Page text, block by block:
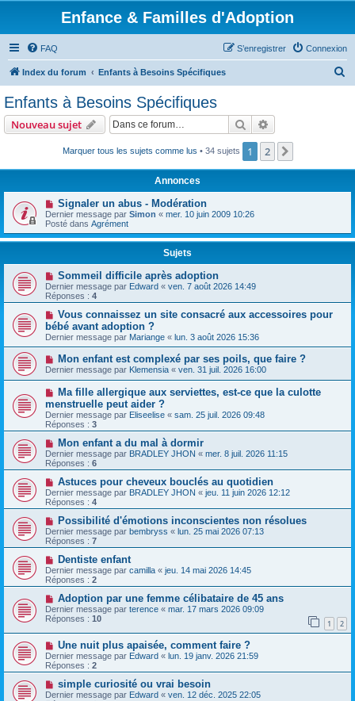
Enfance & Familles d'Adoption
FAQ Connexion
S’enregistrer
Index du forum Enfants à Besoins Spécifiques
r
Enfants à Besoins Spécifiques
Nouveau sujet Rechercher
Marquer tous les sujets comme lus • 34 sujets 1 2
Annonces
Signaler un abus - Modération
Dernier message par Simon « mer. 10 juin 2009 10:26
Posté dans Agrément
Sujets
Sommeil difficile après adoption
Dernier message par Edward « ven. 7 août 2026 14:49
Réponses : 4
Vous connaissez un site consacré aux accessoires pour
bébé avant adoption ?
Dernier message par Mariange « lun. 3 août 2026 15:36
Mon enfant est complexé par ses poils, que faire ?
Dernier message par Klemensia « ven. 31 juil. 2026 16:00
Ma fille allergique aux serviettes, est-ce que la culotte
menstruelle peut aider ?
Dernier message par Eliseelise « sam. 25 juil. 2026 09:48
Réponses : 3
Mon enfant a du mal à dormir
Dernier message par BRADLEY JHON « mer. 8 juil. 2026 11:15
Réponses : 6
Astuces pour cheveux bouclés au quotidien
Dernier message par BRADLEY JHON « jeu. 11 juin 2026 12:12
Réponses : 4
Possibilité d'émotions inconscientes non résolues
Dernier message par bembryss « lun. 25 mai 2026 07:13
Réponses : 7
Dentiste enfant
Dernier message par camilla « jeu. 14 mai 2026 14:45
Réponses : 2
Adoption par une femme célibataire de 45 ans
Dernier message par terence « mar. 17 mars 2026 09:09
Réponses : 10 1 2
Une nuit plus apaisée, comment faire ?
Dernier message par Edward « lun. 19 janv. 2026 21:59
Réponses : 2
simple curiosité ou vrai besoin
Dernier message par Edward « ven. 12 déc. 2025 22:05